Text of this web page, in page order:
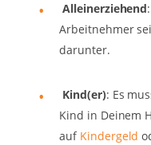
Alleinerziehend
Arbeitnehmer
darunter.
Kind(er): Es
Kind in Deinem
auf Kindergeld